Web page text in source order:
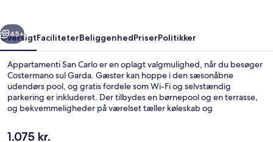
Næste
45+
OversigtFaciliteterBeliggenhedPriserPolitikker
Appartamenti San Carlo er en oplagt valgmulighed, når du besøger
Costermano sul Garda. Gæster kan hoppe i den sæsonåbne
udendørs pool, og gratis fordele som Wi-Fi og selvstændig
parkering er inkluderet. Der tilbydes en børnepool og en terrasse,
og bekvemmeligheder på værelset tæller køleskab og
Den
1.075 kr.